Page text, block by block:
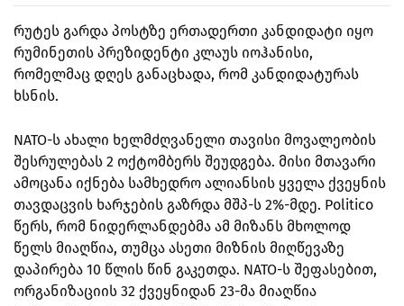
რუტეს გარდა პოსტზე ერთადერთი კანდიდატი იყო
რუმინეთის პრეზიდენტი კლაუს იოჰანისი,
რომელმაც დღეს განაცხადა, რომ კანდიდატურას
ხსნის.
NATO-ს ახალი ხელმძღვანელი თავისი მოვალეობის
შესრულებას 2 ოქტომბერს შეუდგება. მისი მთავარი
ამოცანა იქნება სამხედრო ალიანსის ყველა ქვეყნის
თავდაცვის ხარჯების გაზრდა მშპ-ს 2%-მდე. Politico
წერს, რომ ნიდერლანდებმა ამ მიზანს მხოლოდ
წელს მიაღწია, თუმცა ასეთი მიზნის მიღწევაზე
დაპირება 10 წლის წინ გაკეთდა. NATO-ს შეფასებით,
ორგანიზაციის 32 ქვეყნიდან 23-მა მიაღწია